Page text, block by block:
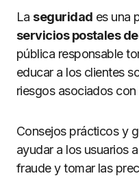
La seguridad es una
servicios postales
pública responsable
educar a los clientes
riesgos asociados con
Consejos prácticos y
ayudar a los usuarios
fraude y tomar las